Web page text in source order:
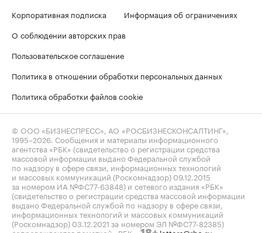
Корпоративная подписка
Информация об ограничениях
О соблюдении авторских прав
Пользовательское соглашение
Политика в отношении обработки персональных данных
Политика обработки файлов cookie
© ООО «БИЗНЕСПРЕСС», АО «РОСБИЗНЕСКОНСАЛТИНГ»,
1995–2026 . Сообщения и материалы информационного
агентства «РБК» (свидетельство о регистрации средства
массовой информации выдано Федеральной службой
по надзору в сфере связи, информационных технологий
и массовых коммуникаций (Роскомнадзор) 09.12.2015
за номером ИА №ФС77-63848) и сетевого издания «РБК»
(свидетельство о регистрации средства массовой информации
выдано Федеральной службой по надзору в сфере связи,
информационных технологий и массовых коммуникаций
(Роскомнадзор) 03.12.2021 за номером ЭЛ №ФС77-82385)